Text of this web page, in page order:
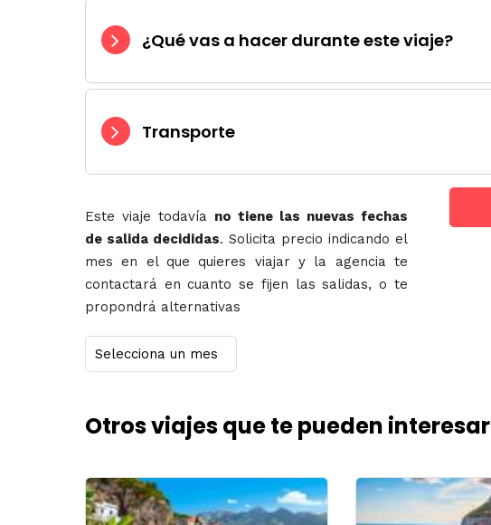
¿Qué vas a hacer durante este viaje?
Transporte
Este viaje todavía no tiene las nuevas fechas
de salida decididas. Solicita precio indicando el
mes en el que quieres viajar y la agencia te
contactará en cuanto se fijen las salidas, o te
propondrá alternativas
Otros viajes que te pueden interesar